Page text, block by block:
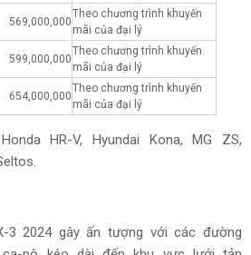
569,000,000
Theo chương trình khuyến
mãi của đại lý
599,000,000
Theo chương trình khuyến
mãi của đại lý
654,000,000
Theo chương trình khuyến
mãi của đại lý
Honda HR-V, Hyundai Kona, MG ZS,
3 2024 gây ấn tượng với các đường